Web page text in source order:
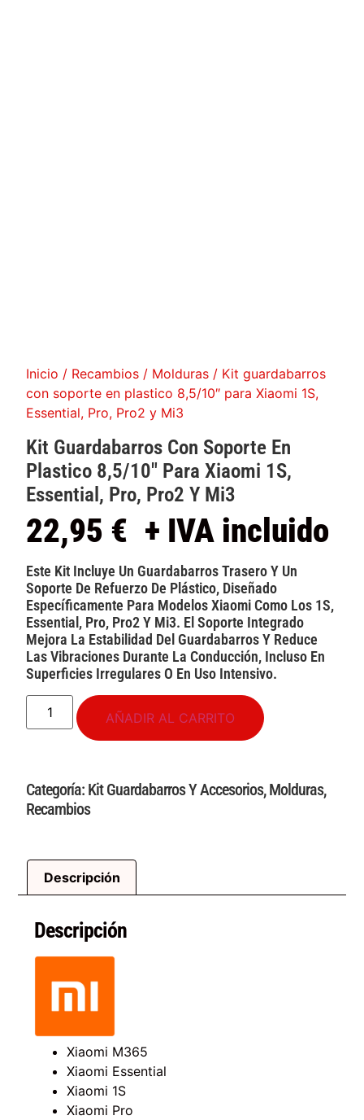
Inicio / Recambios / Molduras / Kit guardabarros
con soporte en plastico 8,5/10″ para Xiaomi 1S,
Essential, Pro, Pro2 y Mi3
Kit Guardabarros Con Soporte En
Plastico 8,5/10″ Para Xiaomi 1S,
Essential, Pro, Pro2 Y Mi3
22,95 € + IVA incluido
Este Kit Incluye Un Guardabarros Trasero Y Un
Soporte De Refuerzo De Plástico, Diseñado
Específicamente Para Modelos Xiaomi Como Los 1S,
Essential, Pro, Pro2 Y Mi3. El Soporte Integrado
Mejora La Estabilidad Del Guardabarros Y Reduce
Las Vibraciones Durante La Conducción, Incluso En
Superficies Irregulares O En Uso Intensivo.
AÑADIR AL CARRITO
Categoría: Kit Guardabarros Y Accesorios,Molduras,
Recambios
Descripción
Descripción
Xiaomi M365
Xiaomi Essential
Xiaomi 1S
Xiaomi Pro